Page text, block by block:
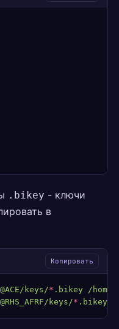
.bikey - ключи
в
Копировать
keys/* .bikey /
keys/* .bikey